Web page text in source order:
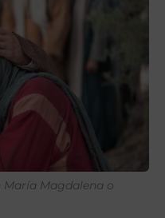
María Magdalena o